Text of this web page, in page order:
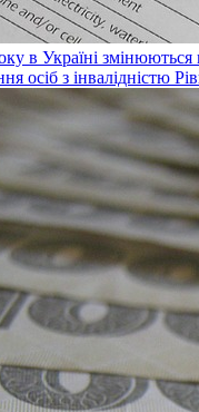
в Україні змінюються
осіб з інвалідністю